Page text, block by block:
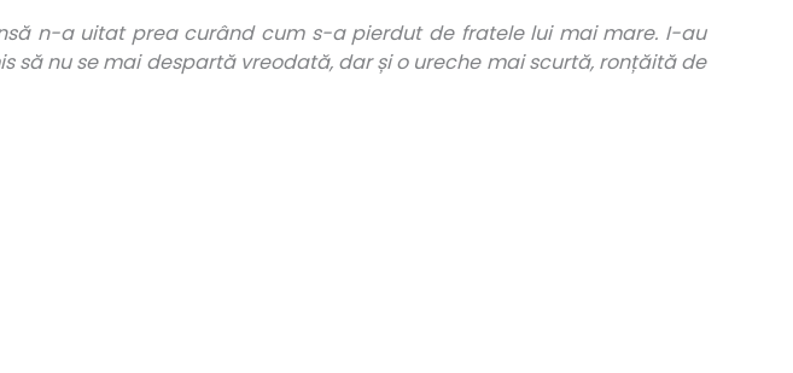
n-a uitat prea curând cum s-a pierdut de fratele lui mai mare. I-au
nu se mai despartă vreodată, dar și o ureche mai scurtă, ronțăită de